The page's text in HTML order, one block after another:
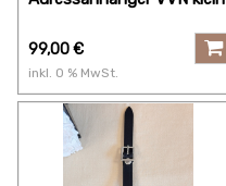
99,00€
inkl. 0 % MwSt.